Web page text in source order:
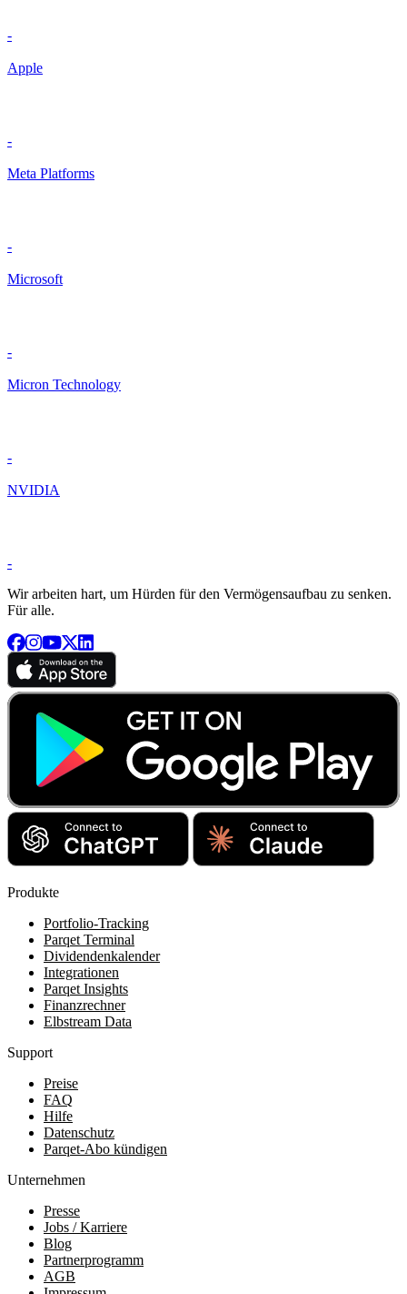
-
Apple
-
Meta Platforms
-
Microsoft
-
Micron Technology
-
NVIDIA
-
Wir arbeiten hart, um Hürden für den Vermögensaufbau zu senken.
Für alle.
Produkte
Portfolio-Tracking
Parqet Terminal
Dividendenkalender
Integrationen
Parqet Insights
Finanzrechner
Elbstream Data
Support
Preise
FAQ
Hilfe
Datenschutz
Parqet-Abo kündigen
Unternehmen
Presse
Jobs / Karriere
Blog
Partnerprogramm
AGB